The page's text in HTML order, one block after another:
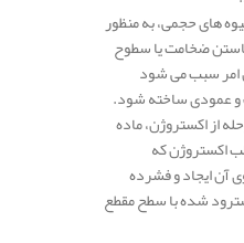
های حجمی، به منظور
ضخامت یا سطوح
امر سبب می شود
و عمودی ساخته شود.
از اکستروژن، ماده
اکستروژن که
آن ایجاد و فشرده
شده با سطح مقطع